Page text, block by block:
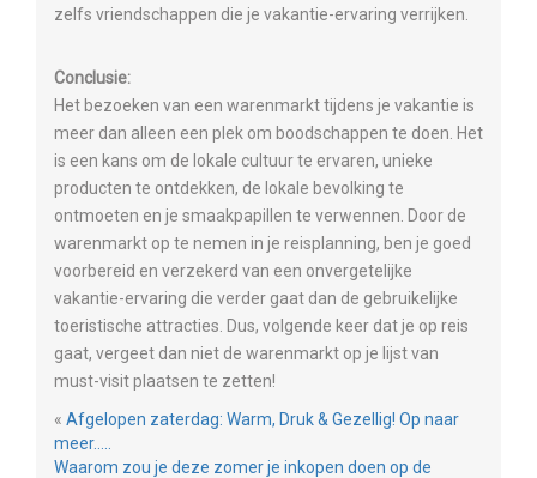
zelfs vriendschappen die je vakantie-ervaring verrijken.
Conclusie:
Het bezoeken van een warenmarkt tijdens je vakantie is
meer dan alleen een plek om boodschappen te doen. Het
is een kans om de lokale cultuur te ervaren, unieke
producten te ontdekken, de lokale bevolking te
ontmoeten en je smaakpapillen te verwennen. Door de
warenmarkt op te nemen in je reisplanning, ben je goed
voorbereid en verzekerd van een onvergetelijke
vakantie-ervaring die verder gaat dan de gebruikelijke
toeristische attracties. Dus, volgende keer dat je op reis
gaat, vergeet dan niet de warenmarkt op je lijst van
must-visit plaatsen te zetten!
« Afgelopen zaterdag: Warm, Druk & Gezellig! Op naar
meer…..
Waarom zou je deze zomer je inkopen doen op de